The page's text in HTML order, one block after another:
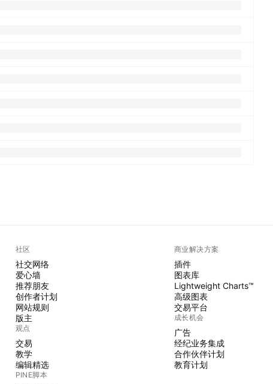
社区
社交网络
爱心墙
推荐朋友
创作者计划
网站规则
版主
观点
交易
教学
编辑精选
PINE脚本
商业解决方案
插件
图表库
Lightweight Charts™
高级图表
交易平台
成长机会
广告
经纪业务集成
合作伙伴计划
教育计划